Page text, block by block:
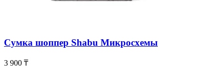
Сумка шоппер Shabu Микросхемы
3 900 ₸